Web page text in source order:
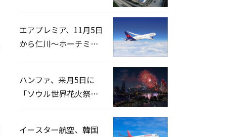
エアプレミア、11月5日
から仁川〜ホーチミン
ハンファ、来月5日に
「ソウル世界花火祭り
イースター航空、韓国